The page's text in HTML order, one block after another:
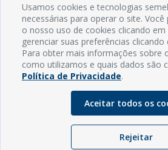
INFORMAÇÕES
Endereço: Rua Capitão Vicente de
CEP: 59598-000 -
E-mail:
Horário: Segunda a sexta-feira,
Usamos cookies e tecnologias
necessárias para operar o site.
o nosso uso de cookies clicando
gerenciar suas preferências clicando
Para obter mais informações sobre
como utilizamos e quais dados são
Política de Privacidade.
Aceitar todos os
Rejeitar